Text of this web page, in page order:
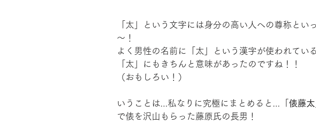
「太」という文字には身分の高い人への尊称とい
～！
よく男性の名前に「太」という漢字が使われてい
「太」にもきちんと意味があったのですね！！
（おもしろい！）
いうことは...私なりに究極にまとめると...「 俵藤太
で俵を沢山もらった藤原氏の長男！